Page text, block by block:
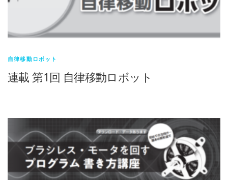
自律移動ロボット
連載 第1回 自律移動ロボット